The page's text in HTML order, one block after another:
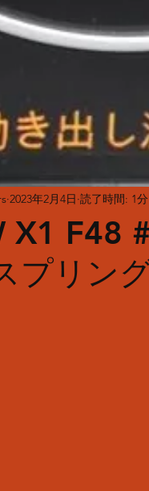
X1 F48
リン
2023年2月4日 読了時間: 1分